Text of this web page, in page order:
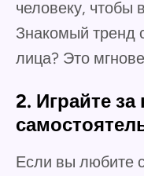
человеку, чтобы
Знакомый тренд
лица? Это
2. Играйте
Если вы любите